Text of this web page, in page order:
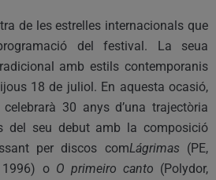
de les estrelles internacionals que
del festival. La seua
amb estils contemporanis
18 de juliol. En aquesta ocasió,
30 anys d’una trajectòria
del seu debut amb la composició
per discos comLágrimas (PE,
1996) o O primeiro canto (Polydor,